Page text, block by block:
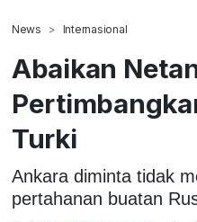
News Internasional
Abaikan
Turki
Ankara diminta tidak
pertahanan buatan